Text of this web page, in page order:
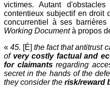
victimes. Autant
contentieux subjectif en droit
concurrentiel à ses
Working Documentà propos
«45. [É]the fact that antitrust
of very costly factual and
for claimants regarding
secret in the hands of the
they consider the risk/reward